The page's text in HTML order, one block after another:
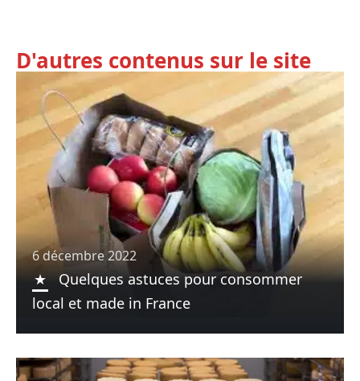
D'autres contenus sur le site
6 décembre 2022
Quelques astuces pour consommer
local et made in France